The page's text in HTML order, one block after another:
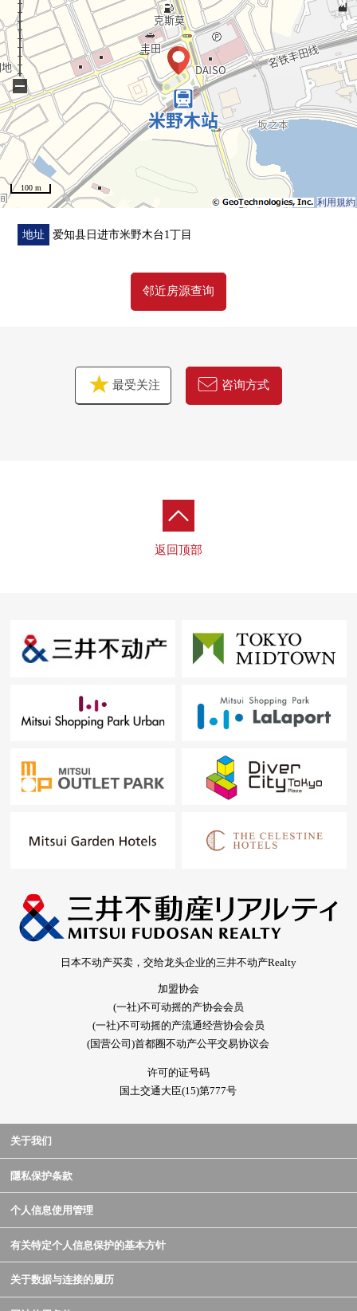
・AOKI药房米野木商店步行3分钟(约210m)
■ 在找想要的家方面给予帮助的━━━━━・・・
房源的详细、需讨论是如有意向，请跟我们联系。
利用規約
100 m
−
地址 爱知县日进市米野木台1丁目
邻近房源查询
最受关注 咨询方式
返回顶部
日本不动产买卖，交给龙头企业的三井不动产Realty
加盟协会
(一社)不可动摇的产协会会员
(一社)不可动摇的产流通经营协会会员
(国营公司)首都圈不动产公平交易协议会
许可的证号码
国土交通大臣(15)第777号
关于我们
隱私保护条款
个人信息使用管理
有关特定个人信息保护的基本方针
关于数据与连接的履历